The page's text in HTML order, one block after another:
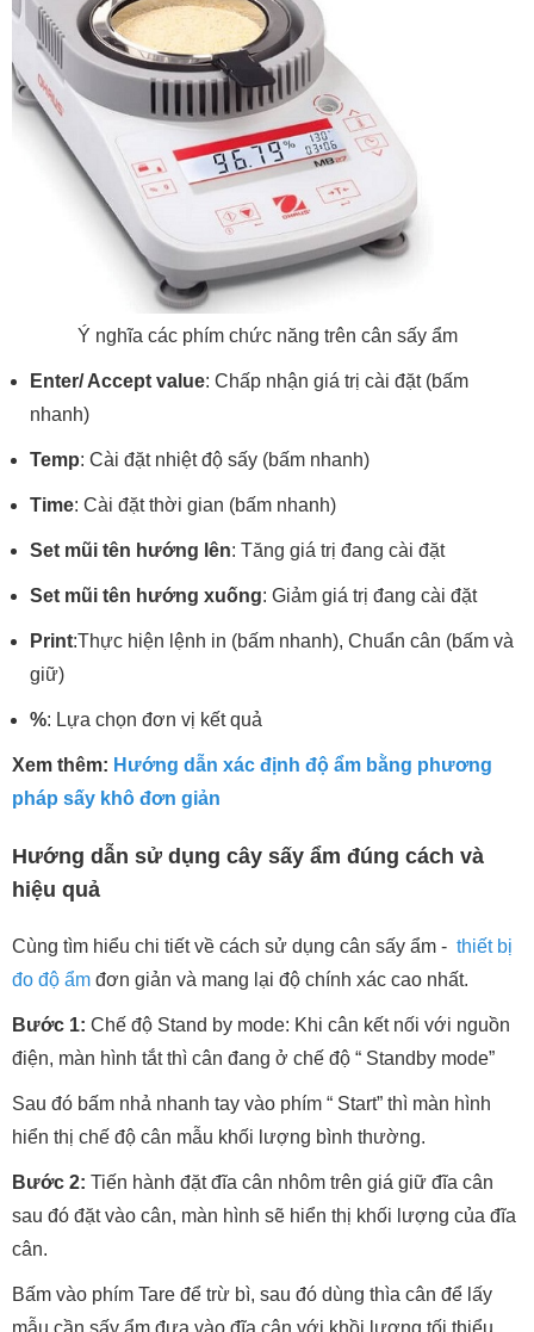
Ý nghĩa các phím chức năng trên cân sấy ẩm
Enter/ Accept value: Chấp nhận giá trị cài đặt (bấm
nhanh)
Temp: Cài đặt nhiệt độ sấy (bấm nhanh)
Time: Cài đặt thời gian (bấm nhanh)
Set mũi tên hướng lên: Tăng giá trị đang cài đặt
Set mũi tên hướng xuống: Giảm giá trị đang cài đặt
Print:Thực hiện lệnh in (bấm nhanh), Chuẩn cân (bấm và
giữ)
%: Lựa chọn đơn vị kết quả
Xem thêm: Hướng dẫn xác định độ ẩm bằng phương
pháp sấy khô đơn giản
Hướng dẫn sử dụng cây sấy ẩm đúng cách và
hiệu quả
Cùng tìm hiểu chi tiết về cách sử dụng cân sấy ẩm - thiết bị
đo độ ẩm đơn giản và mang lại độ chính xác cao nhất.
Bước 1: Chế độ Stand by mode: Khi cân kết nối với nguồn
điện, màn hình tắt thì cân đang ở chế độ “ Standby mode”
Sau đó bấm nhả nhanh tay vào phím “ Start” thì màn hình
hiển thị chế độ cân mẫu khối lượng bình thường.
Bước 2: Tiến hành đặt đĩa cân nhôm trên giá giữ đĩa cân
sau đó đặt vào cân, màn hình sẽ hiển thị khối lượng của đĩa
cân.
Bấm vào phím Tare để trừ bì, sau đó dùng thìa cân để lấy